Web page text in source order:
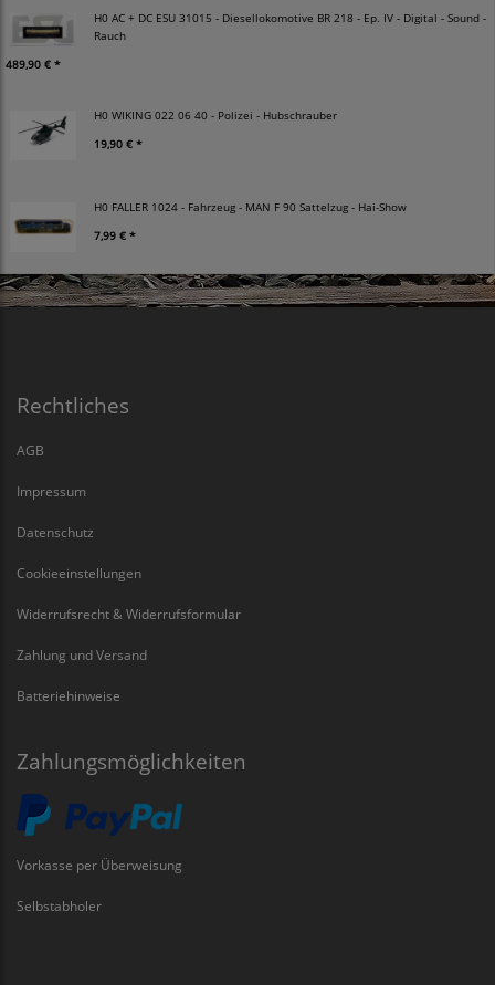
H0 AC + DC ESU 31015 - Diesellokomotive BR 218 - Ep. IV - Digital - Sound -
Rauch
489,90 € *
H0 WIKING 022 06 40 - Polizei - Hubschrauber
19,90 € *
H0 FALLER 1024 - Fahrzeug - MAN F 90 Sattelzug - Hai-Show
7,99 € *
Rechtliches
AGB
Impressum
Datenschutz
Cookieeinstellungen
Widerrufsrecht & Widerrufsformular
Zahlung und Versand
Batteriehinweise
Zahlungsmöglichkeiten
Vorkasse per Überweisung
Selbstabholer